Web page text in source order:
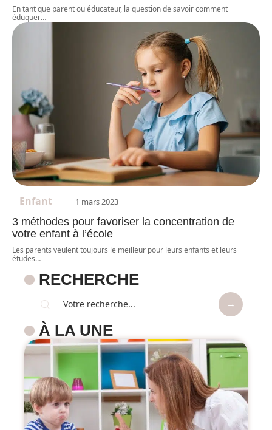
En tant que parent ou éducateur, la question de savoir comment
éduquer…
Enfant 1 mars 2023
3 méthodes pour favoriser la concentration de
votre enfant à l’école
Les parents veulent toujours le meilleur pour leurs enfants et leurs
études…
RECHERCHE
À LA UNE